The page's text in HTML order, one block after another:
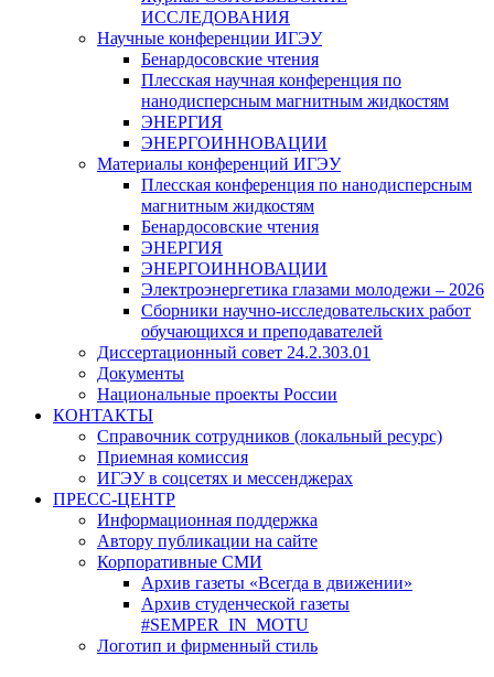
ИССЛЕДОВАНИЯ
Научные конференции ИГЭУ
Бенардосовские чтения
Плесская научная конференция по
нанодисперсным магнитным жидкостям
ЭНЕРГИЯ
ЭНЕРГОИННОВАЦИИ
Материалы конференций ИГЭУ
Плесская конференция по нанодисперсным
магнитным жидкостям
Бенардосовские чтения
ЭНЕРГИЯ
ЭНЕРГОИННОВАЦИИ
Электроэнергетика глазами молодежи – 2026
Сборники научно-исследовательских работ
обучающихся и преподавателей
Диссертационный совет 24.2.303.01
Документы
Национальные проекты России
КОНТАКТЫ
Cправочник сотрудников (локальный ресурс)
Приемная комиссия
ИГЭУ в соцсетях и мессенджерах
ПРЕСС-ЦЕНТР
Информационная поддержка
Автору публикации на сайте
Корпоративные СМИ
Архив газеты «Всегда в движении»
Архив студенческой газеты
#SEMPER_IN_MOTU
Логотип и фирменный стиль